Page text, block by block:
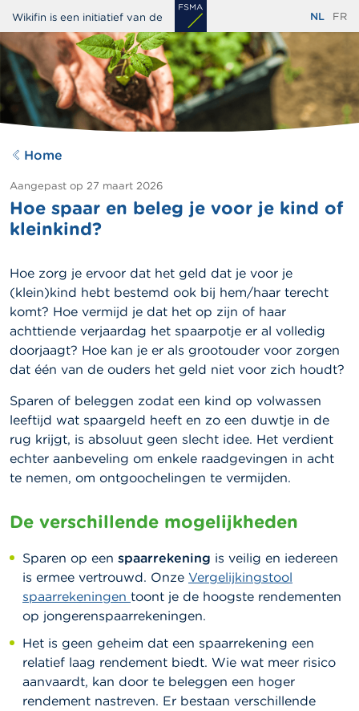
Overslaan
en
naar
de
inhoud
gaan
Wikifin is een initiatief van de NL FR
Home
Aangepast op 27 maart 2026
Hoe spaar en beleg je voor je kind of
kleinkind?
Hoe zorg je ervoor dat het geld dat je voor je
(klein)kind hebt bestemd ook bij hem/haar terecht
komt? Hoe vermijd je dat het op zijn of haar
achttiende verjaardag het spaarpotje er al volledig
doorjaagt? Hoe kan je er als grootouder voor zorgen
dat één van de ouders het geld niet voor zich houdt?
Sparen of beleggen zodat een kind op volwassen
leeftijd wat spaargeld heeft en zo een duwtje in de
rug krijgt, is absoluut geen slecht idee. Het verdient
echter aanbeveling om enkele raadgevingen in acht
te nemen, om ontgoochelingen te vermijden.
De verschillende mogelijkheden
Sparen op een spaarrekening is veilig en iedereen
is ermee vertrouwd. Onze Vergelijkingstool
spaarrekeningen toont je de hoogste rendementen
op jongerenspaarrekeningen.
Het is geen geheim dat een spaarrekening een
relatief laag rendement biedt. Wie wat meer risico
aanvaardt, kan door te beleggen een hoger
rendement nastreven. Er bestaan verschillende